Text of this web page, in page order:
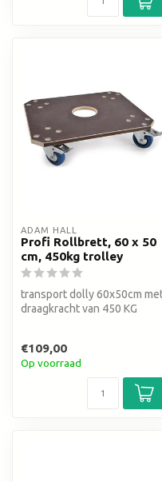
ADAM HALL
Profi Rollbrett, 60 x 50
cm, 450kg trolley
transport dolly 60x50cm
draagkracht van 450 KG
€109,00
Op voorraad